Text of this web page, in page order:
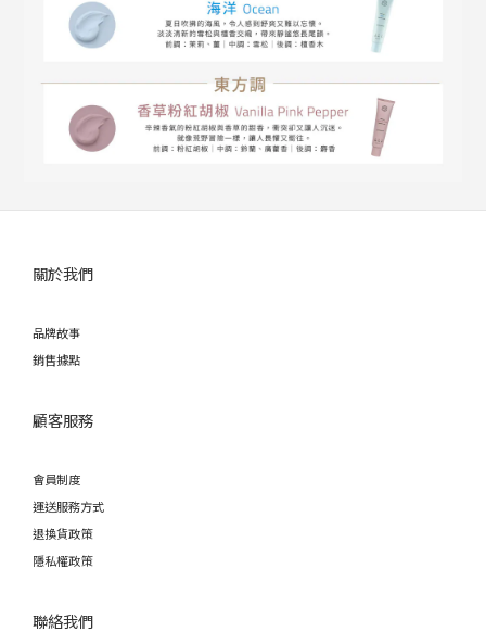
關於我們
品牌故事
銷售據點
顧客服務
會員制度
運送服務方式
退換貨政策
隱私權政策
聯絡我們